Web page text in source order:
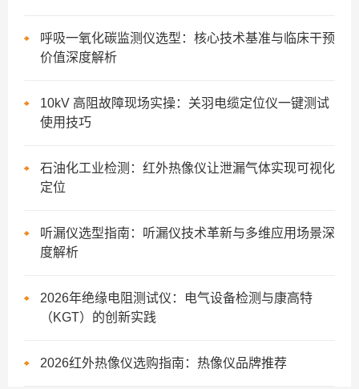
呼吸一氧化碳监测仪选型：核心技术基准与临床干预
价值深度解析
10kV 高阻故障现场实操：关羽电缆定位仪一键测试
使用技巧
石油化工业检测：红外热像仪让泄漏气体实现可视化
定位
听漏仪选型指南：听漏仪技术革新与多维应用场景深
度解析
2026年绝缘电阻测试仪：电气设备检测与康高特
（KGT）的创新实践
2026红外热像仪选购指南：热像仪品牌推荐